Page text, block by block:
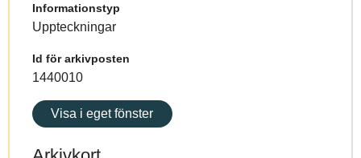
Informationstyp
Uppteckningar
Id för arkivposten
1440010
Visa i eget fönster